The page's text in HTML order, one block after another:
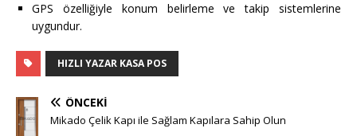
GPS özelliğiyle konum belirleme ve takip sistemlerine
uygundur.
HIZLI YAZAR KASA POS
ÖNCEKI
Mikado Çelik Kapı ile Sağlam Kapılara Sahip Olun